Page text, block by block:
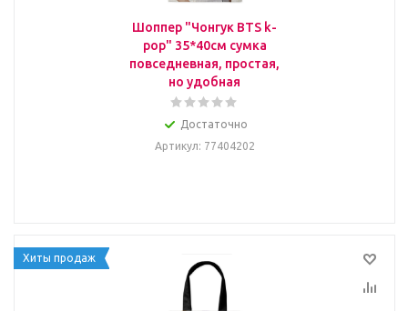
Шоппер "Чонгук BTS k-
pop" 35*40см сумка
повседневная, простая,
но удобная
Достаточно
Артикул: 77404202
Хиты продаж